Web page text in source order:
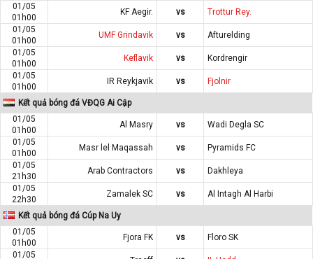
01/05
01h00
KF Aegir. vs
Trottur Rey.
01/05
01h00
UMF Grindavik vs
Afturelding
01/05
01h00
Keflavik vs
Kordrengir
01/05
01h00
IR Reykjavik vs Fjolnir
Kết quả bóng đá VĐQG Ai Cập
01/05
01h00
Al Masry vs
Wadi Degla SC
01/05
01h00
Masr lel Maqassah vs
Pyramids FC
01/05
21h30
Arab Contractors vs
Dakhleya
01/05
22h30
Zamalek SC vs Al Intagh Al Harbi
Kết quả bóng đá Cúp Na Uy
01/05
01h00
Fjora FK vs
Floro SK
01/05